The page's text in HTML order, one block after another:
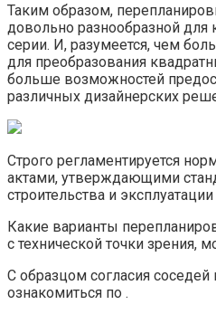
Таким образом,
довольно разнообразной для
серии. И, разумеется, чем
для преобразования
больше возможностей
различных дизайнерских
Строго регламентируется
актами, утверждающими
строительства и
Какие варианты
с технической точки зрения,
С образцом согласия
ознакомиться по .